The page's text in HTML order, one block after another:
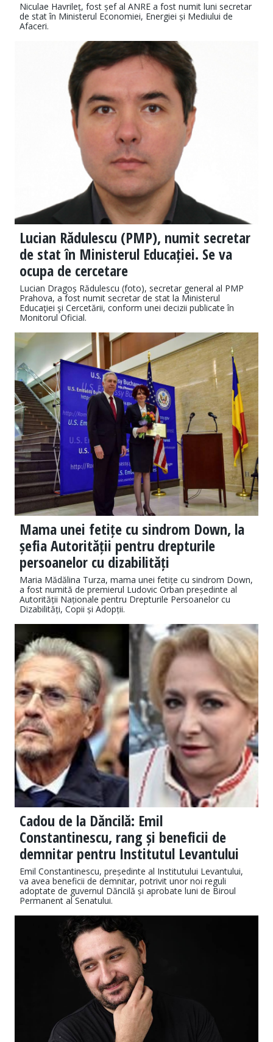
Niculae Havrileț, fost șef al ANRE a fost numit luni secretar
de stat în Ministerul Economiei, Energiei și Mediului de
Afaceri.
Lucian Rădulescu (PMP), numit secretar
de stat în Ministerul Educației. Se va
ocupa de cercetare
Lucian Dragoș Rădulescu (foto), secretar general al PMP
Prahova, a fost numit secretar de stat la Ministerul
Educaţiei şi Cercetării, conform unei decizii publicate în
Monitorul Oficial.
Mama unei fetițe cu sindrom Down, la
șefia Autorității pentru drepturile
persoanelor cu dizabilități
Maria Mădălina Turza, mama unei fetițe cu sindrom Down,
a fost numită de premierul Ludovic Orban președinte al
Autorității Naționale pentru Drepturile Persoanelor cu
Dizabilități, Copii și Adopții.
Cadou de la Dăncilă: Emil
Constantinescu, rang și beneficii de
demnitar pentru Institutul Levantului
Emil Constantinescu, președinte al Institutului Levantului,
va avea beneficii de demnitar, potrivit unor noi reguli
adoptate de guvernul Dăncilă și aprobate luni de Biroul
Permanent al Senatului.